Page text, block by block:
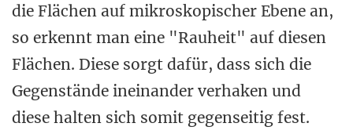
die Flächen auf mikroskopischer Ebene an,
so erkennt man eine "Rauheit" auf diesen
Flächen. Diese sorgt dafür, dass sich die
Gegenstände ineinander verhaken und
diese halten sich somit gegenseitig fest.